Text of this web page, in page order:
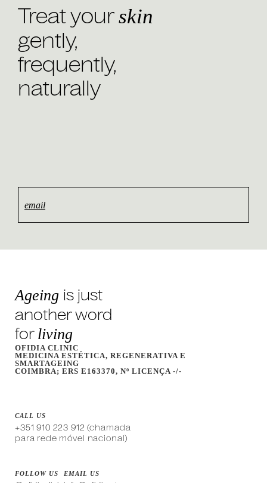
Treat yourskin
gently,
frequently,
naturally
Ageing is just
another word
for living
OFIDIA CLINIC
MEDICINA ESTÉTICA, REGENERATIVA E
SMARTAGEING
COIMBRA; ERS E163370, Nº LICENÇA -/-
FOLLOW US EMAIL US
CALL US
+351 910 223 912 (chamada
para rede móvel nacional)